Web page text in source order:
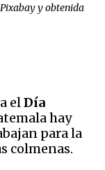
y obtenida
elDía
hay
para la
colmenas.